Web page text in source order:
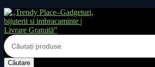
Căutare